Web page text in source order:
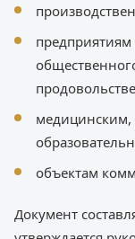
медицинским,
объектам
Документ